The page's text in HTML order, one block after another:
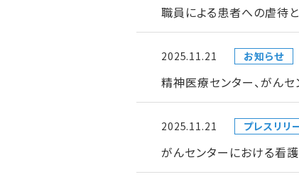
職員による患者への虐待と
2025.11.21 お知らせ
精神医療センター、がん
2025.11.21 プレスリリ
がんセンターにおける看